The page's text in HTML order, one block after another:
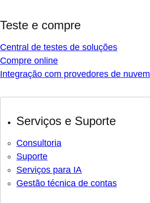
Teste e compre
Central de testes de soluções
Compre online
Integração com provedores de nuvem
Serviços e Suporte
Consultoria
Suporte
Serviços para IA
Gestão técnica de contas